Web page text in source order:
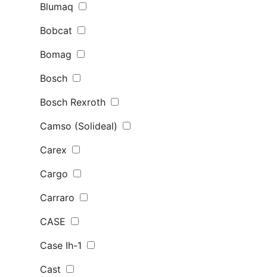
Blumaq
Bobcat
Bomag
Bosch
Bosch Rexroth
Camso (Solideal)
Carex
Cargo
Carraro
CASE
Case Ih-1
Cast